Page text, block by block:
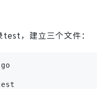
，建立三个文件：